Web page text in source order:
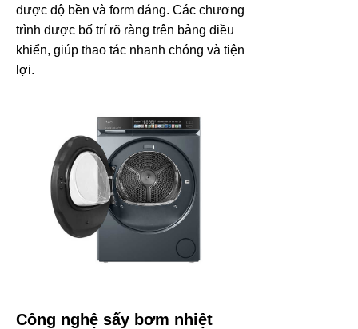
được độ bền và form dáng. Các chương
trình được bố trí rõ ràng trên bảng điều
khiển, giúp thao tác nhanh chóng và tiện
lợi.
Công nghệ sấy bơm nhiệt